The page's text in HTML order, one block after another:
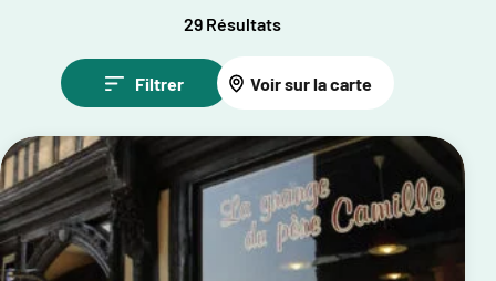
29 Résultats
Filtrer Voir sur la carte